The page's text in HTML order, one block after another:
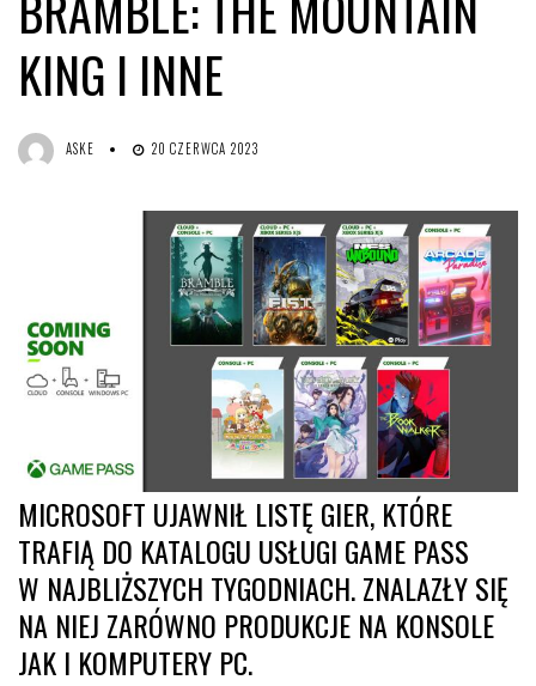
KING I INNE
ASKE 20 CZERWCA 2023
MICROSOFT UJAWNIŁ LISTĘ GIER, KTÓRE
TRAFIĄ DO KATALOGU USŁUGI GAME PASS
W NAJBLIŻSZYCH TYGODNIACH. ZNALAZŁY SIĘ
NA NIEJ ZARÓWNO PRODUKCJE NA KONSOLE
JAK I KOMPUTERY PC.